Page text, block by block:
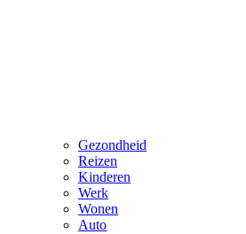
Gezondheid
Reizen
Kinderen
Werk
Wonen
Auto